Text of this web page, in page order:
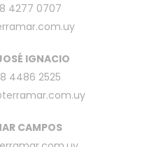
4277 0707
IGNACIO
4486 2525
CAMPOS